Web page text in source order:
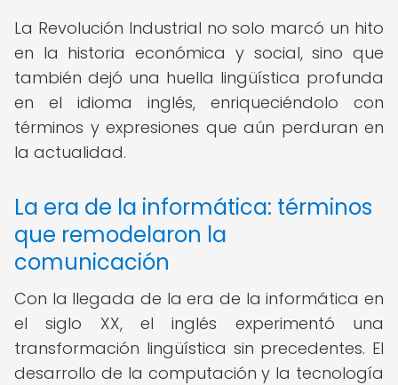
La Revolución Industrial no solo marcó un hito
en la historia económica y social, sino que
también dejó una huella lingüística profunda
en el idioma inglés, enriqueciéndolo con
términos y expresiones que aún perduran en
la actualidad.
La era de la informática: términos
que remodelaron la
comunicación
Con la llegada de la era de la informática en
el siglo XX, el inglés experimentó una
transformación lingüística sin precedentes. El
desarrollo de la computación y la tecnología